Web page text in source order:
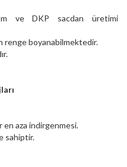
ve DKP sacdan üretimi
renge boyanabilmektedir.
en aza indirgenmesi.
sahiptir.